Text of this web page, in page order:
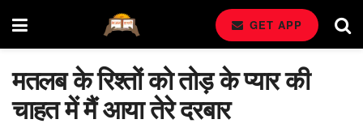
GET APP
मतलब के रिश्तों को तोड़ के प्यार की
चाहत में मैं आया तेरे दरबार